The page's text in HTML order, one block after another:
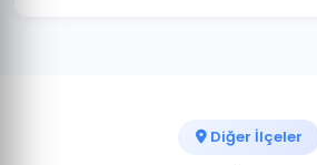
yöneterek üstünlük sağlıyoruz.
Diğer İlçeler